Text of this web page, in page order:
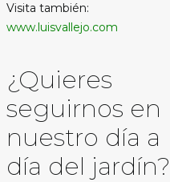
Visita también:
www.luisvallejo.com
¿Quieres
seguirnos en
nuestro día a
día del jardín?